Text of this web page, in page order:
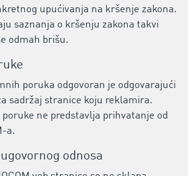
upućivanja na kršenje zakona.
saznanja o kršenju zakona takvi
odmah brišu.
poruka odgovoran je odgovarajući
sadržaj stranice koju reklamira.
ne predstavlja prihvatanje od
a.
odnosa